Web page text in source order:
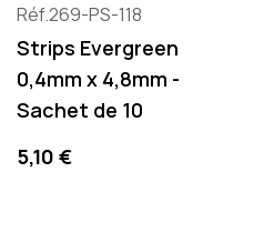
Réf.269-PS-118
Strips Evergreen
0,4mm x 4,8mm -
Sachet de 10
Precio
5,10 €